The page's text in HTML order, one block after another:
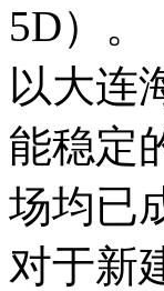
5D）。
以大连
能稳定
场均已
对于新